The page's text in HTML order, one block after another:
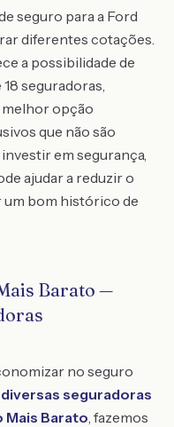
seguro para a Ford
diferentes cotações.
a possibilidade de
seguradoras,
opção
que não são
em segurança,
ajudar a reduzir o
um bom histórico de
Barato —
no seguro
seguradoras
Mais Barato, fazemos